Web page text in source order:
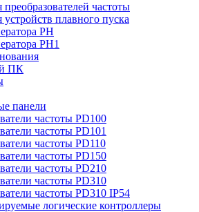
частоты
плавного пуска
PH
PH1
ПК
панели
частоты PD100
частоты PD101
частоты PD110
частоты PD150
частоты PD210
частоты PD310
частоты PD310 IP54
логические контроллеры